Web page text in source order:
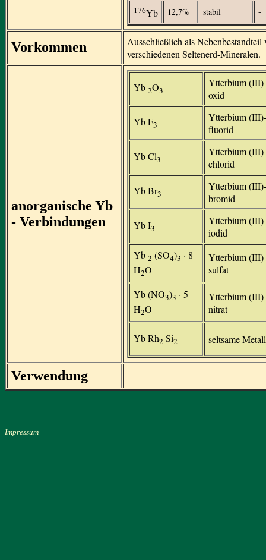
176Yb 12,7% stabil -
Vorkommen
Ausschließlich als Nebenbestandteil
verschiedenen Seltenerd-Mineralen.
anorganische Yb
- Verbindungen
Yb 2O3
Ytterbium (III)-
oxid
Yb F3
Ytterbium (III)-
fluorid
Yb Cl3
Ytterbium (III)-
chlorid
Yb Br3
Ytterbium (III)-
bromid
Yb I3
Ytterbium (III)-
iodid
Yb 2 (SO4)3 · 8
H2O
Ytterbium (III)-
sulfat
Yb (NO3)3 · 5
H2O
Ytterbium (III)-
nitrat
Yb Rh2 Si2 seltsame
Verwendung
Impressum